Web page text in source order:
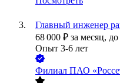
Главный инженер
68 000 ₽ за месяц,
Опыт 3-6 лет
Филиал ПАО